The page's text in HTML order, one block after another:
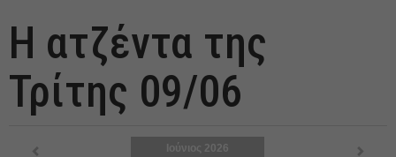
Η ατζέντα της
Τρίτης 09/06
Ιούνιος 2026